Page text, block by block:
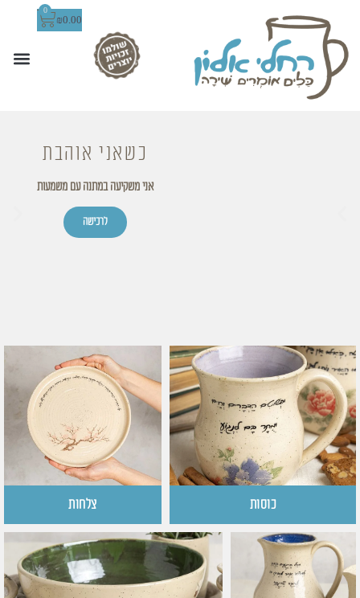
₪0.00
0
כשאני אוהבת
אני משקיעה במתנה עם משמעות
לרכישה
כוסות צלחות